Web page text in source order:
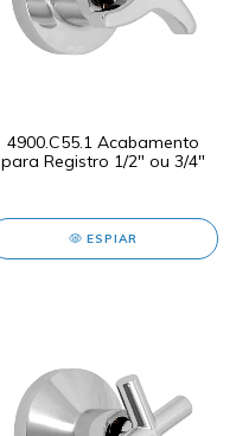
4900.C55.1 Acabamento
para Registro 1/2" ou 3/4"
ESPIAR